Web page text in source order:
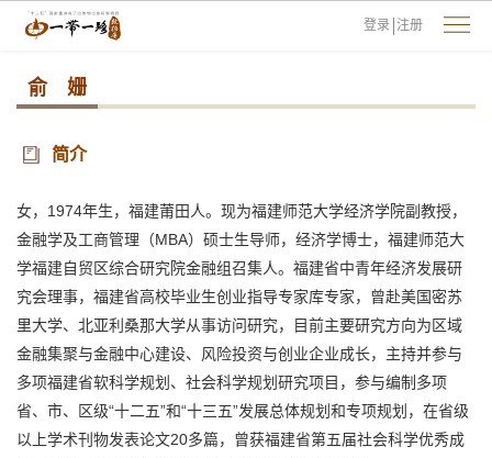
登录 注册
俞 姗
简介
女，1974年生，福建莆田人。现为福建师范大学经济学院副教授，
金融学及工商管理（MBA）硕士生导师，经济学博士，福建师范大
学福建自贸区综合研究院金融组召集人。福建省中青年经济发展研
究会理事，福建省高校毕业生创业指导专家库专家，曾赴美国密苏
里大学、北亚利桑那大学从事访问研究，目前主要研究方向为区域
金融集聚与金融中心建设、风险投资与创业企业成长，主持并参与
多项福建省软科学规划、社会科学规划研究项目，参与编制多项
省、市、区级“十二五”和“十三五”发展总体规划和专项规划，在省级
以上学术刊物发表论文20多篇，曾获福建省第五届社会科学优秀成